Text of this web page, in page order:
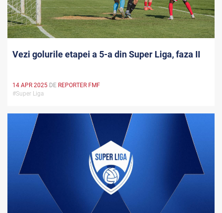
Vezi golurile etapei a 5-a din Super Liga, faza II
14 APR 2025 DE REPORTER FMF
#Super Liga